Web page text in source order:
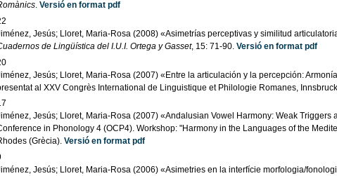
. Versió en format pdf
Jesús; Lloret, Maria-Rosa (2008) «Asimetrías perceptivas y similitud
de Lingüística del I.U.I. Ortega y Gasset, 15: 71-90. Versió en format pdf
Jesús; Lloret, Maria-Rosa (2007) «Entre la articulación y la percepción:
al XXV Congrès International de Linguistique et Philologie Romanes, Innsbruck.
Jesús; Lloret, Maria-Rosa (2007) «Andalusian Vowel Harmony: Weak Triggers
in Phonology 4 (OCP4). Workshop: "Harmony in the Languages of the
(Grècia). Versió en format pdf
Jesús; Lloret, Maria-Rosa (2006) «Asimetries en la interfície morfologia/